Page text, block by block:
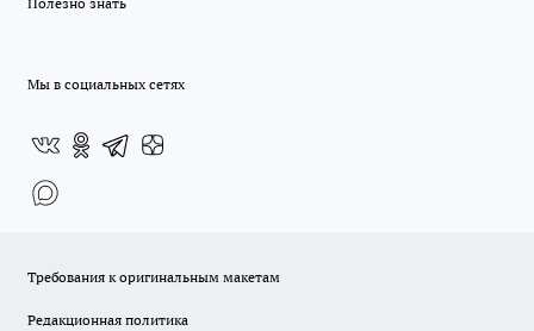
Мы в социальных сетях
Требования к оригинальным макетам
Редакционная политика